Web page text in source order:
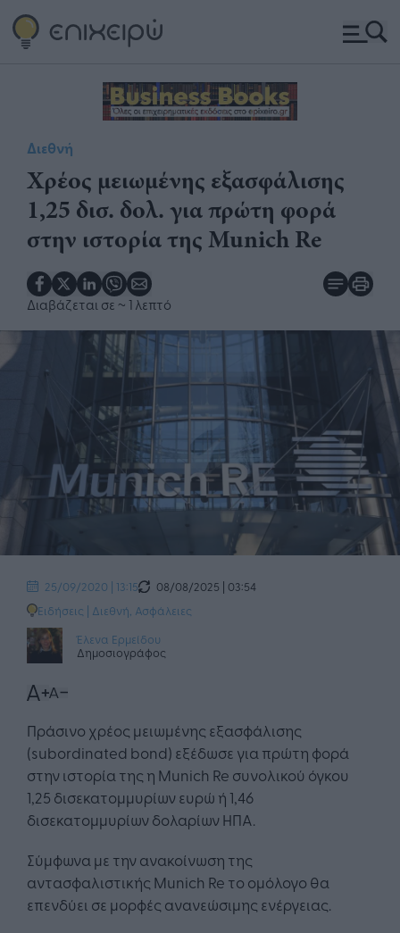
Διεθνή
Χρέος μειωμένης εξασφάλισης
1,25 δισ. δολ. για πρώτη φορά
στην ιστορία της Munich Re
Διαβάζεται σε ~ 1 λεπτό
25/09/2020 | 13:15
08/08/2025 | 03:54
Ειδήσεις | Διεθνή Ασφάλειες
Έλενα Ερμείδου
Δημοσιογράφος
Πράσινο χρέος μειωμένης εξασφάλισης
(subordinated bond) εξέδωσε για πρώτη φορά
στην ιστορία της η Munich Re συνολικού όγκου
1,25 δισεκατομμυρίων ευρώ ή 1,46
δισεκατομμυρίων δολαρίων ΗΠΑ.
Σύμφωνα με την ανακοίνωση της
αντασφαλιστικής Munich Re το ομόλογο θα
επενδύει σε μορφές ανανεώσιμης ενέργειας.